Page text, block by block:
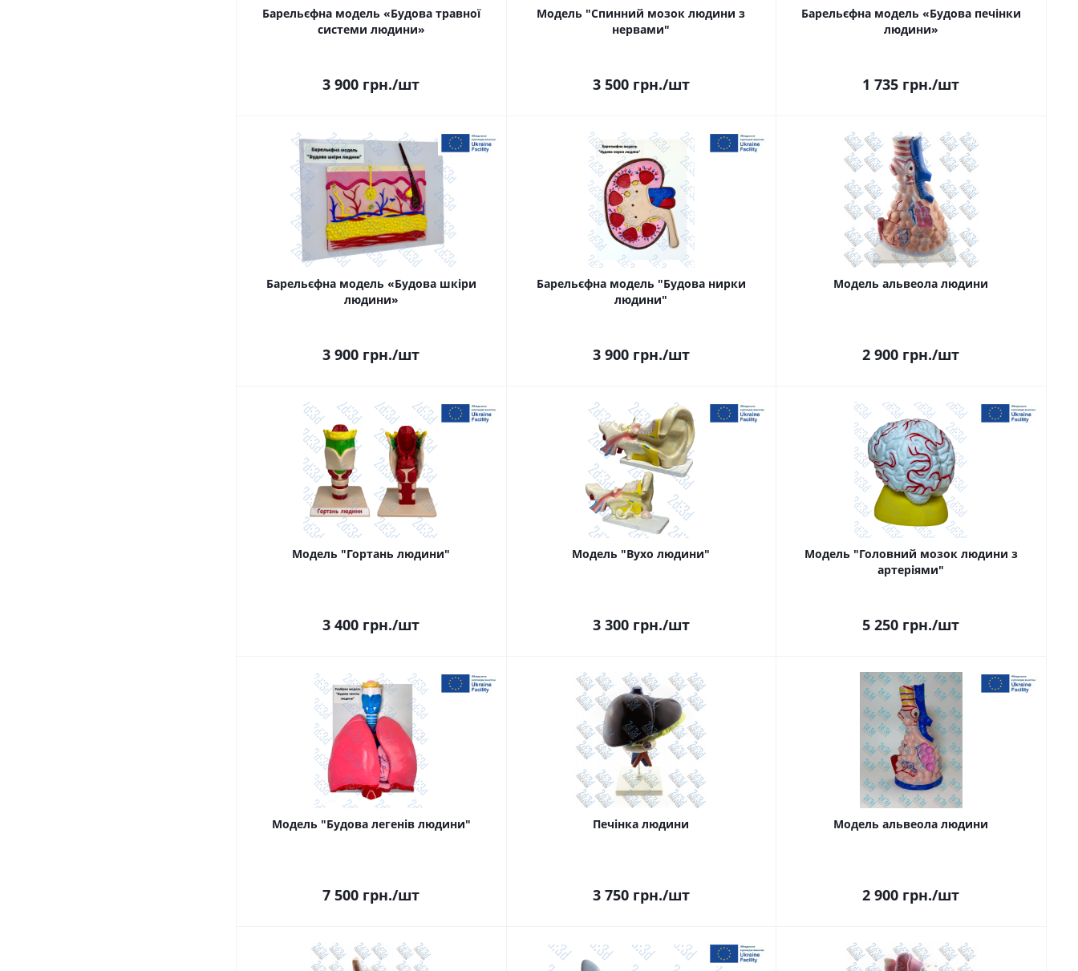
Барельєфна модель «Будова травної
системи людини»
3 900 грн./шт
Модель "Спинний мозок людини з
нервами"
3 500грн./шт
Барельєфна модель «Будова печінки
людини»
1 735 грн./шт
Барельєфна модель «Будова шкіри
людини»
3 900 грн./шт
Барельєфна модель "Будова нирки
людини"
3 900грн./шт
Модель альвеола людини
2 900 грн./шт
Модель "Гортань людини"
3 400 грн./шт
Модель "Вухо людини"
3 300грн./шт
Модель "Головний мозок людини з
артеріями"
5 250 грн./шт
Модель "Будова легенів людини"
7 500 грн./шт
Печінка людини
3 750грн./шт
Модель альвеола людини
2 900 грн./шт